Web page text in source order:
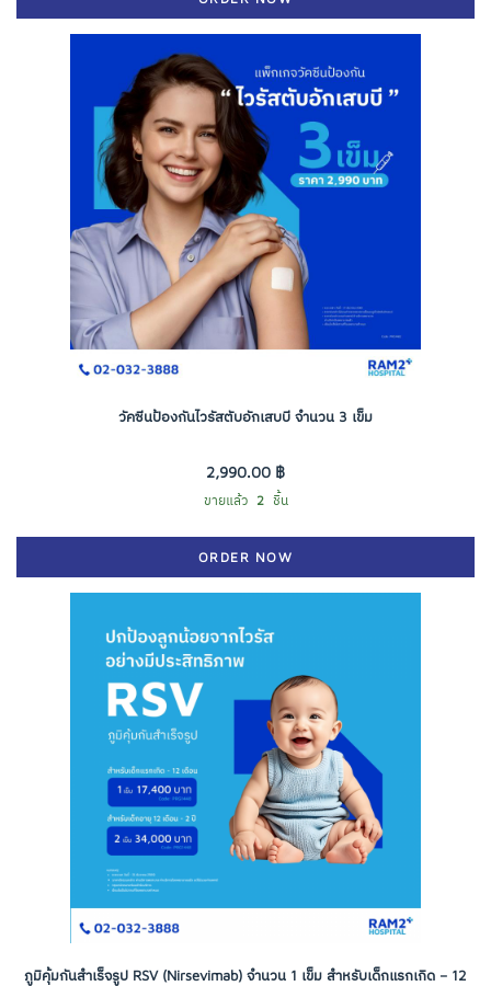
วัคซีนป้องกันไวรัสตับอักเสบบี จำนวน 3 เข็ม
2,990.00 ฿
ขายแล้ว 2 ชิ้น
ORDER NOW
ภูมิคุ้มกันสำเร็จรูป RSV (Nirsevimab) จำนวน 1 เข็ม สำหรับเด็กแรกเกิด – 12